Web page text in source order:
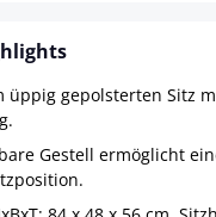
üppig gepolsterten Sitz
Gestell ermöglicht